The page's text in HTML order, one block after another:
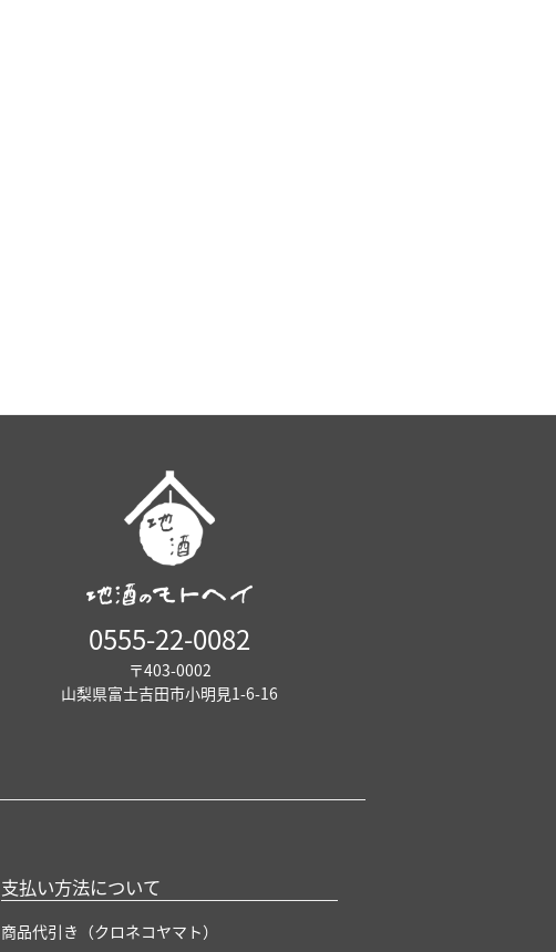
0555-22-0082
〒403-0002
山梨県富士吉田市小明見1-6-16
支払い方法について
商品代引き（クロネコヤマト）